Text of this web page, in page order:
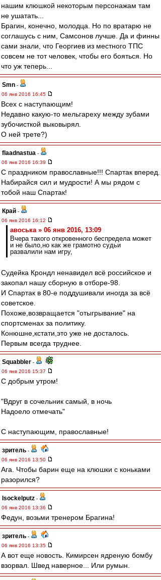
нашим клюшкой некоторым персонажам там
не ушатать...
Брагин, конечно, молодца. Но по вратарю не
соглашусь с ним, Самсонов лучше. Да и финны
сами знали, что Георгиев из местного ТПС
совсем не тот человек, чтобы его бояться. Но
что уж теперь...
Smn -
06 янв 2016 16:45
Всех с наступающим!
Недавно какую-то мельгареху между зубами
зубочисткой выковырял.
О ней трете?)
flaadnastua -
06 янв 2016 16:39
С праздником православные!!! Спартак вперед.
Набирайся сил и мудрости! А мы рядом с
тобой наш Спартак!
Край -
06 янв 2016 16:12
авоська » 06 янв 2016, 13:09
Вчера такого откровенного беспредела может
и не было,но как же грамотно судьи
развалили нам игру,
Судейка Крондл ненавидел всё российское и
закопал нашу сборную в отборе-98.
И Спартак в 80-е поддушивали иногда за всё
советское.
Похоже,возвращается "отыгрывание" на
спортсменах за политику.
Конюшне,кстати,это уже не досталось.
Первым всегда труднее.
Squabbler -
06 янв 2016 15:37
С добрым утром!
"Вдруг в сочельник самый, в ночь
Надоело отмечать"
С наступающим, православные!
зpитель -
06 янв 2016 13:50
Ага. Чтобы барин еще на клюшки с коньками
разорился?
Isockelputz -
06 янв 2016 13:36
Федун, возьми тренером Брагина!
зpитель -
06 янв 2016 13:35
А вот еще новость. Кимирсен ядреную бомбу
взорвал. Швед наверное... Или румын.